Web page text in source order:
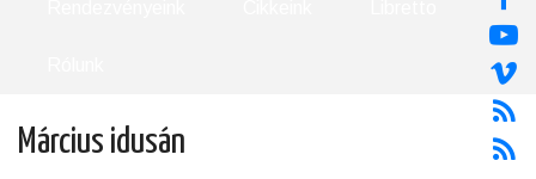
Március idusán